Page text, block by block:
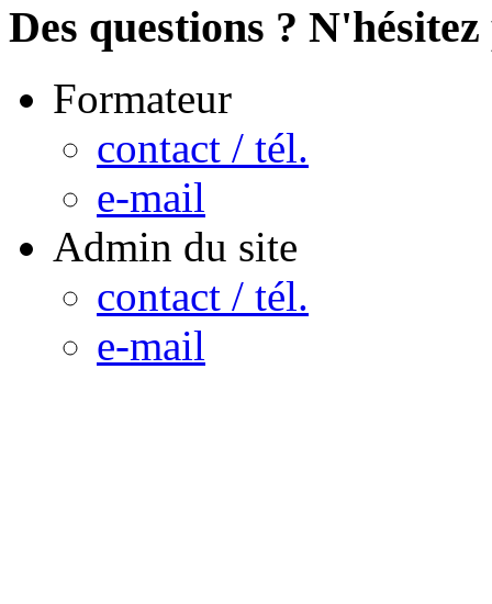
Des questions ?
Formateur
contact / tél.
e-mail
Admin du site
contact / tél.
e-mail